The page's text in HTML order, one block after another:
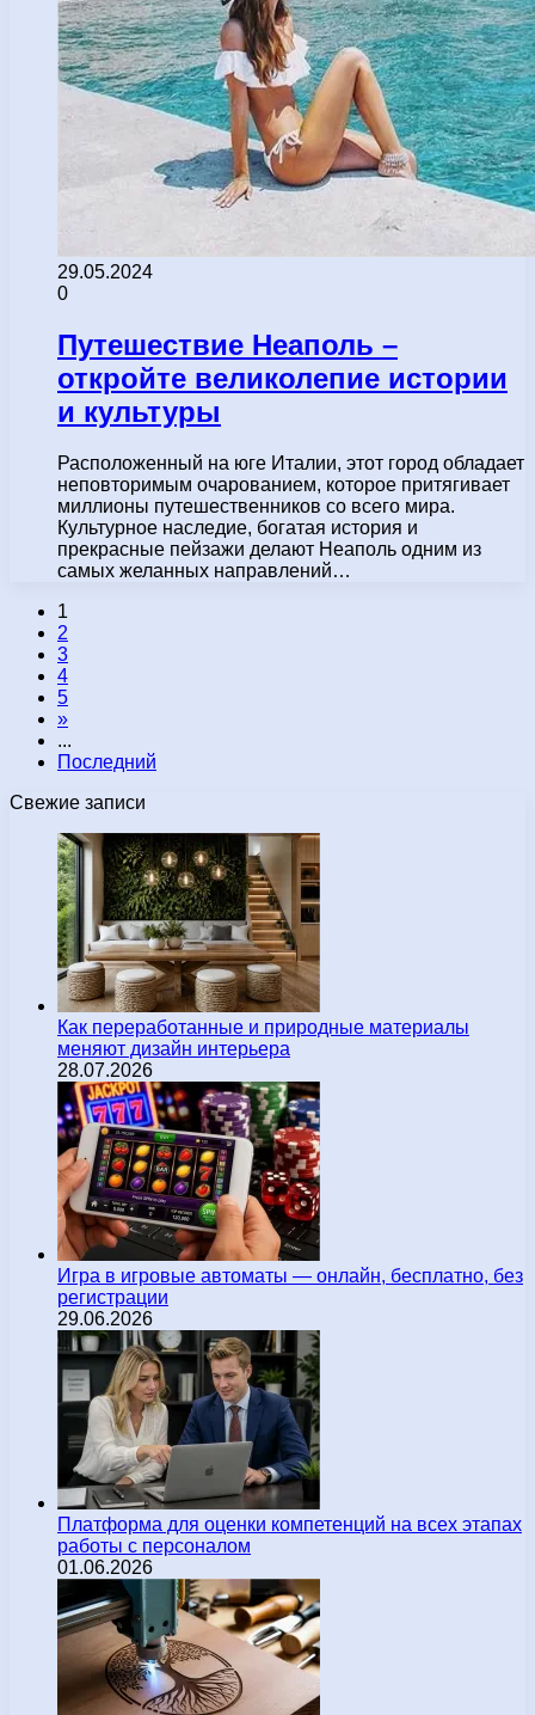
29.05.2024
0
Путешествие Неаполь –
откройте великолепие истории
и культуры
Расположенный на юге Италии, этот город обладает
неповторимым очарованием, которое притягивает
миллионы путешественников со всего мира.
Культурное наследие, богатая история и
прекрасные пейзажи делают Неаполь одним из
самых желанных направлений…
1
2
3
4
5
»
...
Последний
Свежие записи
Как переработанные и природные материалы
меняют дизайн интерьера
28.07.2026
Игра в игровые автоматы — онлайн, бесплатно, без
регистрации
29.06.2026
Платформа для оценки компетенций на всех этапах
работы с персоналом
01.06.2026